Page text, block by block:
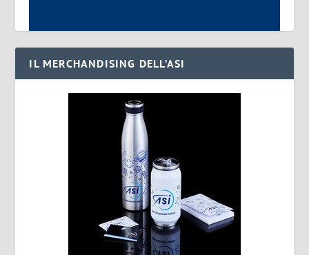
IL MERCHANDISING DELL’ASI